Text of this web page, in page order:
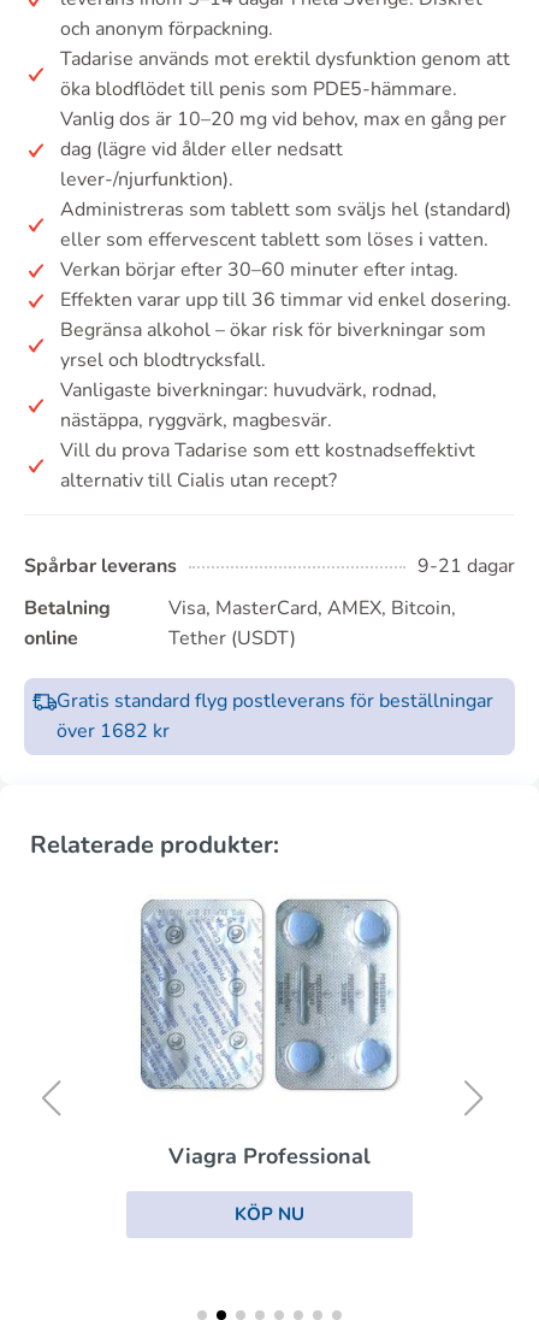
och anonym förpackning.
Tadarise används mot erektil dysfunktion genom att
öka blodflödet till penis som PDE5-hämmare.
Vanlig dos är 10–20 mg vid behov, max en gång per
dag (lägre vid ålder eller nedsatt
lever-/njurfunktion).
Administreras som tablett som sväljs hel (standard)
eller som effervescent tablett som löses i vatten.
Verkan börjar efter 30–60 minuter efter intag.
Effekten varar upp till 36 timmar vid enkel dosering.
Begränsa alkohol – ökar risk för biverkningar som
yrsel och blodtrycksfall.
Vanligaste biverkningar: huvudvärk, rodnad,
nästäppa, ryggvärk, magbesvär.
Vill du prova Tadarise som ett kostnadseffektivt
alternativ till Cialis utan recept?
Spårbar leverans
9-21 dagar
Betalning
online
Visa, MasterCard, AMEX, Bitcoin,
Tether (USDT)
Gratis standard flyg postleverans för beställningar
över 1682 kr
Relaterade produkter:
Viagra Professional
KÖP NU